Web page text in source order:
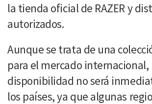
la tienda oficial de RAZER y
autorizados.
Aunque se trata de una
para el mercado internacional,
disponibilidad no será
los países, ya que algunas